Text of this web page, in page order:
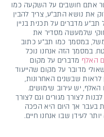
אתם חושבים על השקעה כמו
את נושא התב״ע, צריך להבין
מדברים על תכנית בניין
שלמעשה מסדיר את
במסמך כמו תב״ע כתוב
במסמך הזה אנחנו נוכל
האלף מדברים על מקום
מדובר על מקום שהייעוד
לראות שבשנים האחרונות,
יש עירוב שימושים.
לצורך מגורים וגם לצורך
בעבר אך היום היא הפכה
לעידן שבו אנחנו חיים.